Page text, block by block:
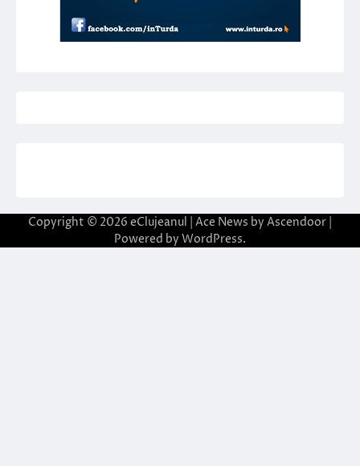
Copyright © 2026 eClujeanul | Ace News by Ascendoor
Powered by WordPress.